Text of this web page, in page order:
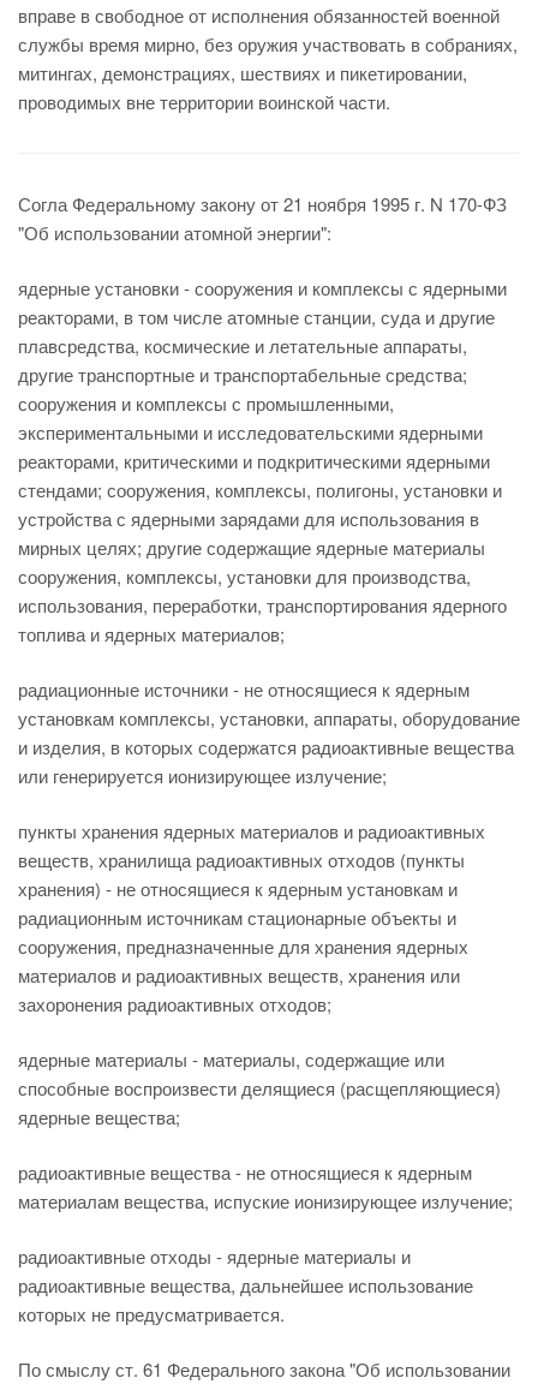
вправе в свободное от исполнения обязанностей военной
службы время мирно, без оружия участвовать в собраниях,
митингах, демонстрациях, шествиях и пикетировании,
проводимых вне территории воинской части.
Согла Федеральному закону от 21 ноября 1995 г. N 170-ФЗ
"Об использовании атомной энергии":
ядерные установки - сооружения и комплексы с ядерными
реакторами, в том числе атомные станции, суда и другие
плавсредства, космические и летательные аппараты,
другие транспортные и транспортабельные средства;
сооружения и комплексы с промышленными,
экспериментальными и исследовательскими ядерными
реакторами, критическими и подкритическими ядерными
стендами; сооружения, комплексы, полигоны, установки и
устройства с ядерными зарядами для использования в
мирных целях; другие содержащие ядерные материалы
сооружения, комплексы, установки для производства,
использования, переработки, транспортирования ядерного
топлива и ядерных материалов;
радиационные источники - не относящиеся к ядерным
установкам комплексы, установки, аппараты, оборудование
и изделия, в которых содержатся радиоактивные вещества
или генерируется ионизирующее излучение;
пункты хранения ядерных материалов и радиоактивных
веществ, хранилища радиоактивных отходов (пункты
хранения) - не относящиеся к ядерным установкам и
радиационным источникам стационарные объекты и
сооружения, предназначенные для хранения ядерных
материалов и радиоактивных веществ, хранения или
захоронения радиоактивных отходов;
ядерные материалы - материалы, содержащие или
способные воспроизвести делящиеся (расщепляющиеся)
ядерные вещества;
радиоактивные вещества - не относящиеся к ядерным
материалам вещества, испуские ионизирующее излучение;
радиоактивные отходы - ядерные материалы и
радиоактивные вещества, дальнейшее использование
которых не предусматривается.
По смыслу ст. 61 Федерального закона "Об использовании